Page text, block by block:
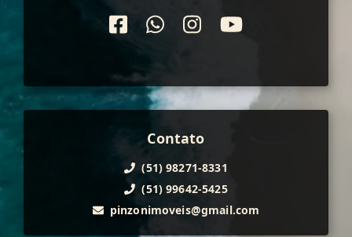
Contato
(51) 98271-8331
(51) 99642-5425
pinzonimoveis@gmail.com